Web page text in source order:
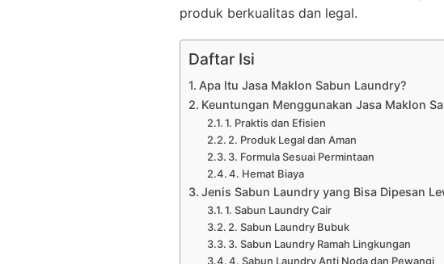
produk berkualitas dan legal.
Daftar Isi
Apa Itu Jasa Maklon Sabun Laundry?
Keuntungan Menggunakan Jasa Maklon
1. Praktis dan Efisien
2. Produk Legal dan Aman
3. Formula Sesuai Permintaan
4. Hemat Biaya
Jenis Sabun Laundry yang Bisa Dipesan
1. Sabun Laundry Cair
2. Sabun Laundry Bubuk
3. Sabun Laundry Ramah Lingkungan
4. Sabun Laundry Anti Noda dan Pewangi